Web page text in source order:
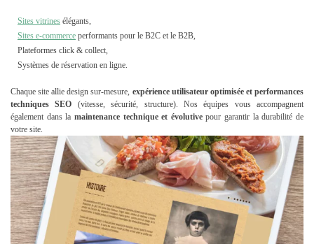
Sites vitrines élégants,
Sites e-commerce performants pour le B2C et le B2B,
Plateformes click & collect,
Systèmes de réservation en ligne.
Chaque site allie design sur-mesure, expérience utilisateur optimisée et performances
techniques SEO (vitesse, sécurité, structure). Nos équipes vous accompagnent
également dans la maintenance technique et évolutivepour garantir la durabilité de
votre site.